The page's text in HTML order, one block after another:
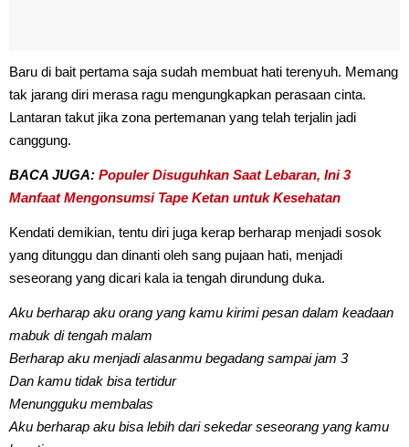
Baru di bait pertama saja sudah membuat hati terenyuh. Memang
tak jarang diri merasa ragu mengungkapkan perasaan cinta.
Lantaran takut jika zona pertemanan yang telah terjalin jadi
canggung.
BACA JUGA: Populer Disuguhkan Saat Lebaran, Ini 3
Manfaat Mengonsumsi Tape Ketan untuk Kesehatan
Kendati demikian, tentu diri juga kerap berharap menjadi sosok
yang ditunggu dan dinanti oleh sang pujaan hati, menjadi
seseorang yang dicari kala ia tengah dirundung duka.
Aku berharap aku orang yang kamu kirimi pesan dalam keadaan
mabuk di tengah malam
Berharap aku menjadi alasanmu begadang sampai jam 3
Dan kamu tidak bisa tertidur
Menungguku membalas
Aku berharap aku bisa lebih dari sekedar seseorang yang kamu